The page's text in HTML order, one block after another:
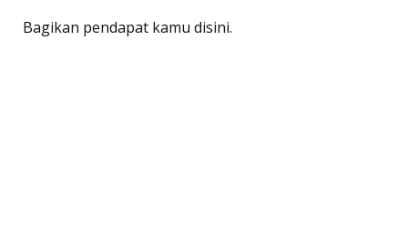
Bagikan pendapat kamu disini.